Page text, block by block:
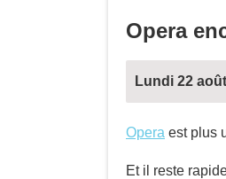
Opera
Lundi 22
Opera est plus
Et il reste